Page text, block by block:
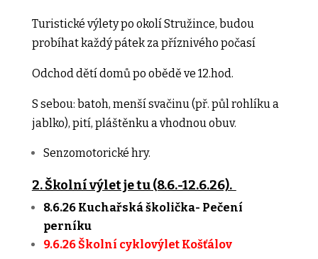
Turistické výlety po okolí Stružince, budou
probíhat každý pátek za příznivého počasí
Odchod dětí domů po obědě ve 12.hod.
S sebou: batoh, menší svačinu (př. půl rohlíku a
jablko), pití, pláštěnku a vhodnou obuv.
Senzomotorické hry.
2. Školní výlet je tu (8.6.-12.6.26).
8.6.26 Kuchařská školička- Pečení
perníku
9.6.26 Školní cyklovýlet Košťálov